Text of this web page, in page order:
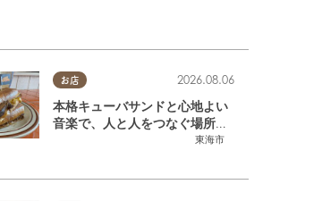
お店
東海市
2026.08.06
本格キューバサンドと心地よい
音楽で、人と人をつなぐ場所。
東海市「JAMMIN'STANDHOU